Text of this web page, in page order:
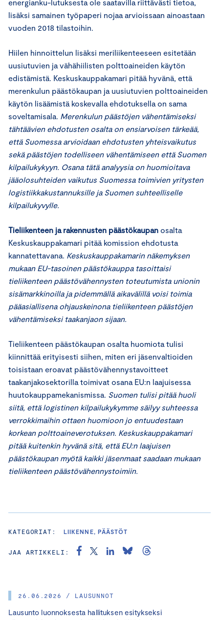
26.06.2026 / LAUSUNNOT
Lausunto luonnoksesta hallituksen esitykseksi
energianku-lutuksesta ole saatavilla riittävästi tietoa,
lisäksi samainen työpaperi nojaa arvioissaan ainoastaan
vuoden 2018 tilastoihin.
Hiilen hinnoittelun lisäksi meriliikenteeseen esitetään
uusiutuvien ja vähähiilisten polttoaineiden käytön
edistämistä. Keskuskauppakamari pitää hyvänä, että
merenkulun päästökaupan ja uusiutuvien polttoaineiden
käytön lisäämistä koskevalla ehdotuksella on sama
soveltamisala. Merenkulun päästöjen vähentämiseksi
tähtäävien ehdotusten osalta on ensiarvoisen tärkeää,
että Suomessa arvioidaan ehdotusten yhteisvaikutus
sekä päästöjen todelliseen vähentämiseen että Suomen
kilpailukykyyn. Osana tätä analyysia on huomioitava
jääolosuhteiden vaikutus Suomessa toimivien yritysten
logistiikkakustannuksille ja Suomen suhteelliselle
kilpailukyvylle.
Tieliikenteen ja rakennusten päästökaupan osalta
Keskuskauppakamari pitää komission ehdotusta
kannatettavana. Keskuskauppakamarin näkemyksen
mukaan EU-tasoinen päästökauppa tasoittaisi
tieliikenteen päästövähennysten toteutumista unionin
sisämarkkinoilla ja pidemmällä aikavälillä voisi toimia
pääasiallisena ohjauskeinona tieliikenteen päästöjen
vähentämiseksi taakanjaon sijaan.
Tieliikenteen päästökaupan osalta huomiota tulisi
kiinnittää erityisesti siihen, miten eri jäsenvaltioiden
toisistaan eroavat päästövähennystavoitteet
taakanjakosektorilla toimivat osana EU:n laajuisessa
huutokauppamekanismissa. Suomen tulisi pitää huoli
siitä, että logistinen kilpailukykymme säilyy suhteessa
verrokkimaihin ottaen huomioon jo entuudestaan
korkean polttoaineverotuksen. Keskuskauppakamari
pitää kuitenkin hyvänä sitä, että EU:n laajuisen
päästökaupan myötä kaikki jäsenmaat saadaan mukaan
tieliikenteen päästövähennystoimiin.
KATEGORIAT: LIIKENNE, PÄÄSTÖT
JAA ARTIKKELI: